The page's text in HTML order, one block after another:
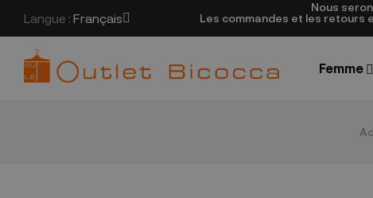
Langue : Français
Nous
Les commandes et les
Femme